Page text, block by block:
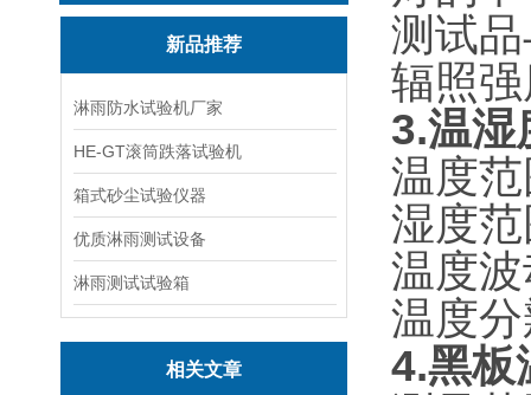
新品推荐
淋雨防水试验机厂家
HE-GT滚筒跌落试验机
箱式砂尘试验仪器
优质淋雨测试设备
淋雨测试试验箱
相关文章
测试
辐照
3.温湿
温度
湿度
温度
温度
4.黑板